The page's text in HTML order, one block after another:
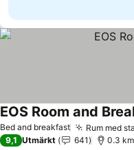
Bed and breakfast Rum med
EOS Room and
9,1 Utmärkt 641 0.3